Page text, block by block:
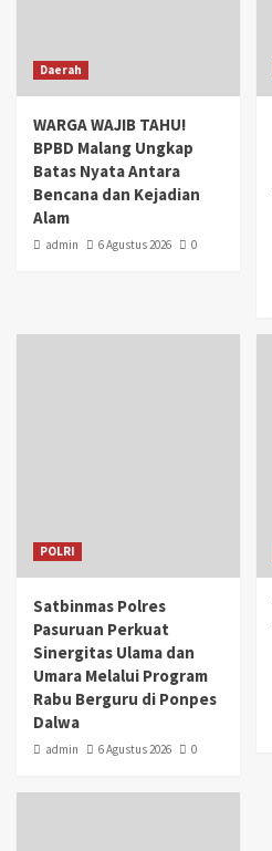
Daerah
WARGA WAJIB TAHU!
BPBD Malang Ungkap
Batas Nyata Antara
Bencana dan Kejadian
Alam
admin 6 Agustus 2026 0
POLRI
Satbinmas Polres
Pasuruan Perkuat
Sinergitas Ulama dan
Umara Melalui Program
Rabu Berguru di Ponpes
Dalwa
admin 6 Agustus 2026 0